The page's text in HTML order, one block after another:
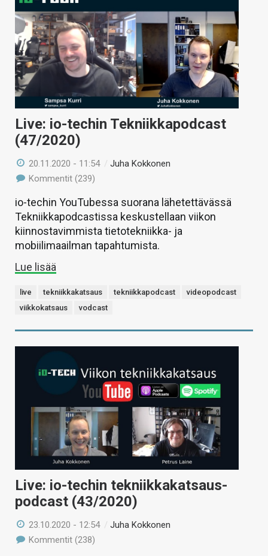
Live: io-techin Tekniikkapodcast
(47/2020)
20.11.2020 - 11:54 /Juha Kokkonen
Kommentit (239)
io-techin YouTubessa suorana lähetettävässä
Tekniikkapodcastissa keskustellaan viikon
kiinnostavimmista tietotekniikka- ja
mobiilimaailman tapahtumista.
Lue lisää
live tekniikkakatsaus tekniikkapodcast
videopodcast
viikkokatsaus
vodcast
Live: io-techin tekniikkakatsaus-
podcast (43/2020)
23.10.2020 - 12:54 /Juha Kokkonen
Kommentit (238)